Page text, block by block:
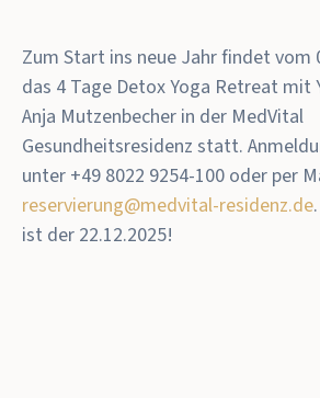
Zum Start ins neue Jahr findet vom
das 4 Tage Detox Yoga Retreat mit
Anja Mutzenbecher in der MedVital
Gesundheitsresidenz statt.
unter +49 8022 9254-100 oder per
reservierung@medvital-residenz.de.
ist der 22.12.2025!